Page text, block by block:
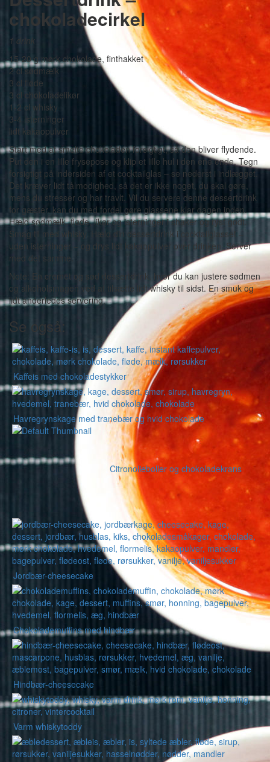
chokoladecirkel
1 drink
15-20 g mørk chokolade, finthakket
2 cl sødmælk
3 cl fløde
3 cl chokoladelikør
1-2 cl whisky
3-4 isterninger
lidt kakaopulver
Start med at smelte chokoladen forsigtigt, så den bliver flydende.
Put den i en lille frysepose og klip et lille hul i den ene ende. Tegn
forsigtigt på indersiden af et cocktailglas – se nederst i indlægget.
Det kræver lidt tålmodighed, så det er ikke noget, du skal gøre,
mens du stresser og har travlt. Vil du servere denne dessertdrink
for gæster, kan du med fordel gøre glassene klar dagen inden.
Hæld sødmælk, fløde, likør og isterninger i shaker og ryst godt.
Smag til med whisky. Hæld din dessertdrink i cocktailglasset –
uden isterninger – og drys lidt kakaopulver over drinken. Servér
med det samme.
Note: En cremet og sød dessertdrink, hvor du kan justere sødmen
og alkoholsmagen ved at tilsætte lidt whisky til sidst. En smuk og
lidt anderledes servering.
Se også:
Kaffeis med chokoladestykker
Havregrynskage med tranebær og hvid chokolade
Citronolieboller og chokoladekrans
Jordbær-cheesecake
Chokolademuffins med hindbær
Hindbær-cheesecake
Varm whiskytoddy